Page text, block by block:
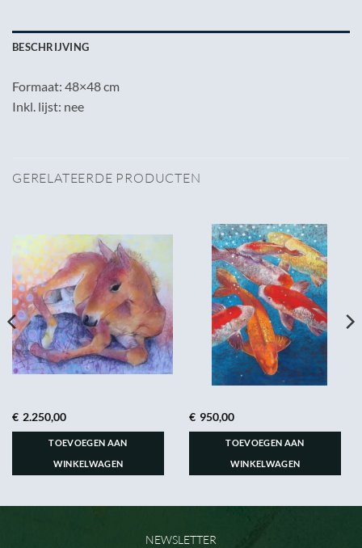
BESCHRIJVING
Formaat: 48×48 cm
Inkl. lijst: nee
GERELATEERDE PRODUCTEN
€ 2.250,00
TOEVOEGEN AAN
WINKELWAGEN
€ 950,00
TOEVOEGEN AAN
WINKELWAGEN
NEWSLETTER